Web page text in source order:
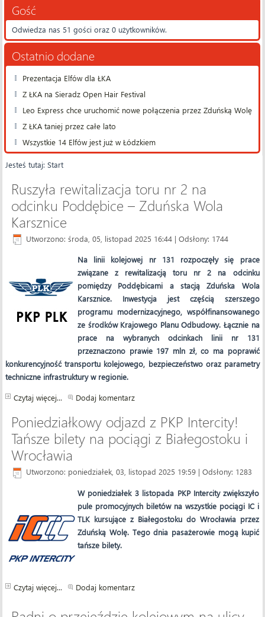
Gość
Odwiedza nas 51 gości oraz 0 użytkowników.
Ostatnio dodane
Prezentacja Elfów dla ŁKA
Z ŁKA na Sieradz Open Hair Festival
Leo Express chce uruchomić nowe połączenia przez Zduńską Wolę
Z ŁKA taniej przez całe lato
Wszystkie 14 Elfów jest już w Łódzkiem
Jesteś tutaj:Start
Ruszyła rewitalizacja toru nr 2 na
odcinku Poddębice – Zduńska Wola
Karsznice
Utworzono: środa, 05, listopad 2025 16:44 | Odsłony: 1744
Na linii kolejowej nr 131 rozpoczęły się prace
związane z rewitalizacją toru nr 2 na odcinku
pomiędzy Poddębicami a stacją Zduńska Wola
Karsznice. Inwestycja jest częścią szerszego
programu modernizacyjnego, współfinansowanego
ze środków Krajowego Planu Odbudowy. Łącznie na
prace na wybranych odcinkach linii nr 131
przeznaczono prawie 197 mln zł, co ma poprawić
konkurencyjność transportu kolejowego, bezpieczeństwo oraz parametry
techniczne infrastruktury w regionie.
Czytaj więcej... Dodaj komentarz
Poniedziałkowy odjazd z PKP Intercity!
Tańsze bilety na pociągi z Białegostoku i
Wrocławia
Utworzono: poniedziałek, 03, listopad 2025 19:59 | Odsłony: 1283
W poniedziałek 3 listopada PKP Intercity zwiększyło
pule promocyjnych biletów na wszystkie pociągi IC i
TLK kursujące z Białegostoku do Wrocławia przez
Zduńską Wolę. Tego dnia pasażerowie mogą kupić
tańsze bilety.
Czytaj więcej... Dodaj komentarz